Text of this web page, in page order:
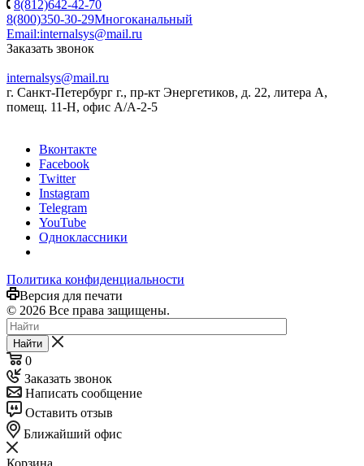
8(812)642-42-70
8(800)350-30-29Многоканальный
Email:internalsys@mail.ru
Заказать звонок
internalsys@mail.ru
г. Санкт-Петербург г., пр-кт Энергетиков, д. 22, литера А,
помещ. 11-Н, офис А/А-2-5
Вконтакте
Facebook
Twitter
Instagram
Telegram
YouTube
Одноклассники
Политика конфиденциальности
Версия для печати
© 2026 Все права защищены.
Найти
0
Заказать звонок
Написать сообщение
Оставить отзыв
Ближайший офис
Корзина